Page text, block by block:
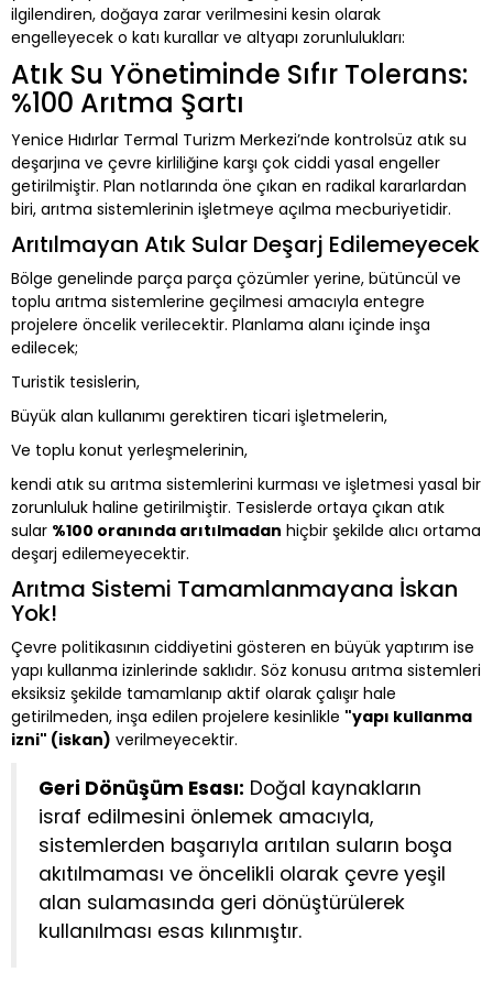
ilgilendiren, doğaya zarar verilmesini kesin olarak
engelleyecek o katı kurallar ve altyapı zorunlulukları:
Atık Su Yönetiminde Sıfır Tolerans:
%100 Arıtma Şartı
Yenice Hıdırlar Termal Turizm Merkezi’nde kontrolsüz atık su
deşarjına ve çevre kirliliğine karşı çok ciddi yasal engeller
getirilmiştir. Plan notlarında öne çıkan en radikal kararlardan
biri, arıtma sistemlerinin işletmeye açılma mecburiyetidir.
Arıtılmayan Atık Sular Deşarj Edilemeyecek
Bölge genelinde parça parça çözümler yerine, bütüncül ve
toplu arıtma sistemlerine geçilmesi amacıyla entegre
projelere öncelik verilecektir. Planlama alanı içinde inşa
edilecek;
Turistik tesislerin,
Büyük alan kullanımı gerektiren ticari işletmelerin,
Ve toplu konut yerleşmelerinin,
kendi atık su arıtma sistemlerini kurması ve işletmesi yasal bir
zorunluluk haline getirilmiştir. Tesislerde ortaya çıkan atık
sular %100 oranında arıtılmadan hiçbir şekilde alıcı ortama
deşarj edilemeyecektir.
Arıtma Sistemi Tamamlanmayana İskan
Yok!
Çevre politikasının ciddiyetini gösteren en büyük yaptırım ise
yapı kullanma izinlerinde saklıdır. Söz konusu arıtma sistemleri
eksiksiz şekilde tamamlanıp aktif olarak çalışır hale
getirilmeden, inşa edilen projelere kesinlikle "yapı kullanma
izni" (iskan) verilmeyecektir.
Geri Dönüşüm Esası: Doğal kaynakların
israf edilmesini önlemek amacıyla,
sistemlerden başarıyla arıtılan suların boşa
akıtılmaması ve öncelikli olarak çevre yeşil
alan sulamasında geri dönüştürülerek
kullanılması esas kılınmıştır.